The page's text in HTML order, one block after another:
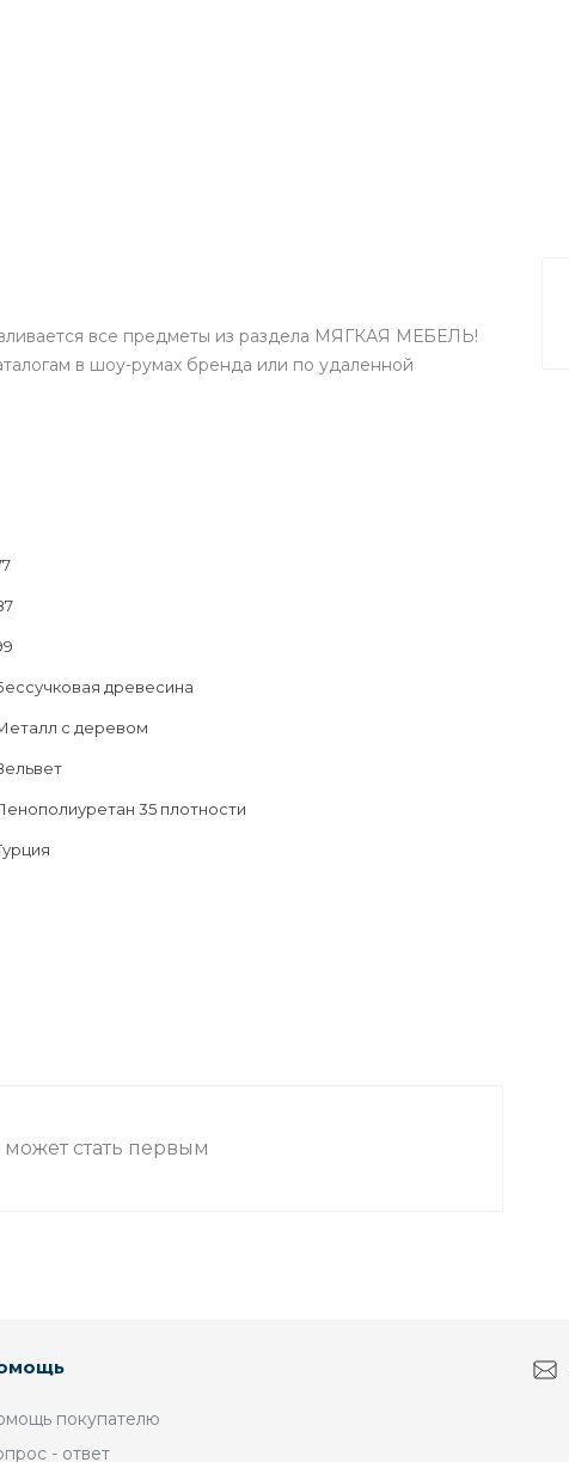
все предметы из раздела МЯГКАЯ МЕБЕЛЬ!
в шоу-румах бренда или по удаленной
древесина
с деревом
35 плотности
стать первым
покупателю
- ответ